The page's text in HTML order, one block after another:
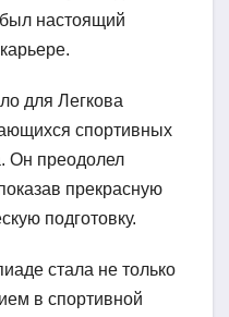
настоящий
для Легкова
спортивных
Он преодолел
прекрасную
подготовку.
стала не только
в спортивной